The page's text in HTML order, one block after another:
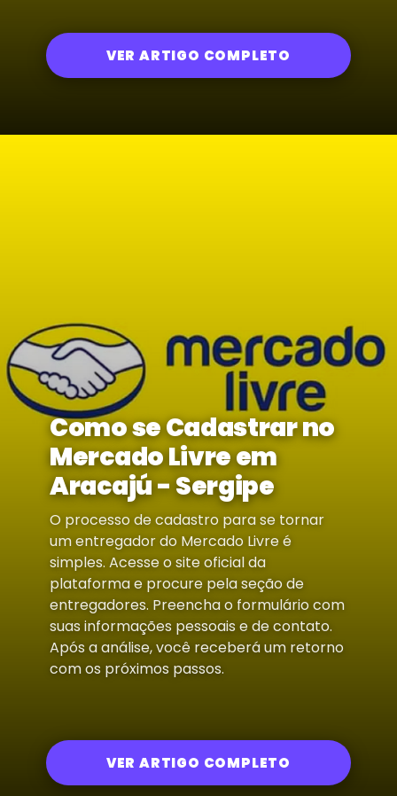
VER ARTIGO COMPLETO
Como se Cadastrar no
Mercado Livre em
Aracajú - Sergipe
O processo de cadastro para se tornar
um entregador do Mercado Livre é
simples. Acesse o site oficial da
plataforma e procure pela seção de
entregadores. Preencha o formulário com
suas informações pessoais e de contato.
Após a análise, você receberá um retorno
com os próximos passos.
VER ARTIGO COMPLETO